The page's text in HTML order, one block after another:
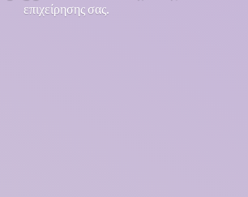
επιχείρησης σας.